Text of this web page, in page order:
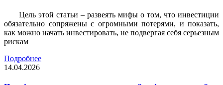
Цель этой статьи – развеять мифы о том, что инвестиции
обязательно сопряжены с огромными потерями, и показать,
как можно начать инвестировать, не подвергая себя серьезным
рискам
Подробнее
14.04.2026